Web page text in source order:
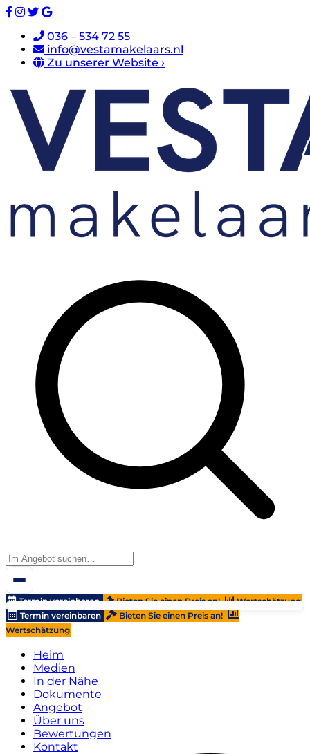
036 – 534 72 55
info@vestamakelaars.nl
Zu unserer Website ›
Termin vereinbaren Bieten Sie einen Preis an!
Wertschätzung
Termin vereinbaren
Bieten Sie einen Preis an!
Wertschätzung
Heim
Medien
In der Nähe
Dokumente
Angebot
Über uns
Bewertungen
Kontakt